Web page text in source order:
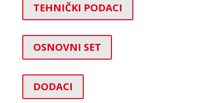
TEHNIČKI PODACI
OSNOVNI SET
DODACI